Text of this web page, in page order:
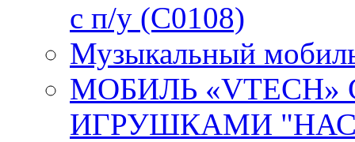
с п/у (C0108)
Музыкальный
МОБИЛЬ
ИГРУШКАМИ